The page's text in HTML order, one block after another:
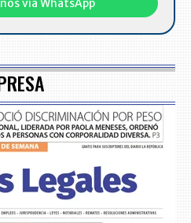
vía WhatsApp